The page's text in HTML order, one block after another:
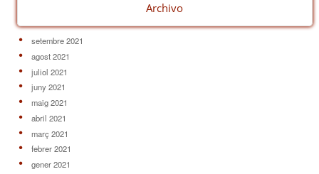
Archivo
setembre 2021
agost 2021
juliol 2021
juny 2021
maig 2021
abril 2021
març 2021
febrer 2021
gener 2021